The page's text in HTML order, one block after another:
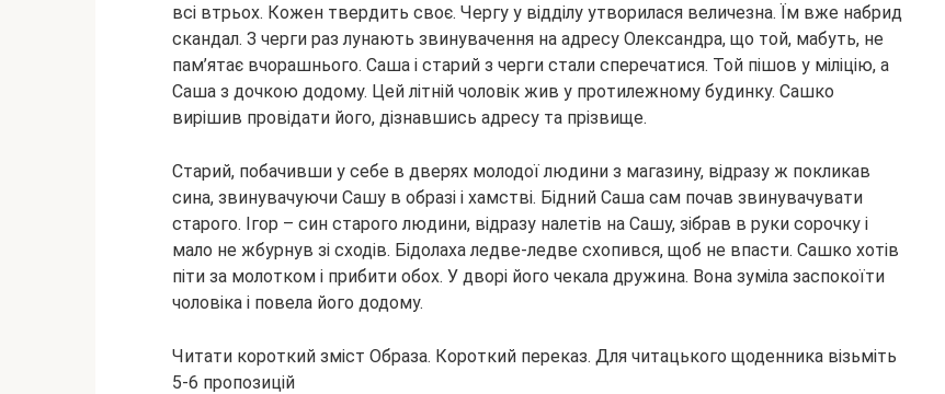
всі втрьох. Кожен твердить своє. Чергу у відділу утворилася величезна. Їм вже набрид
скандал. З черги раз лунають звинувачення на адресу Олександра, що той, мабуть, не
пам’ятає вчорашнього. Саша і старий з черги стали сперечатися. Той пішов у міліцію, а
Саша з дочкою додому. Цей літній чоловік жив у протилежному будинку. Сашко
вирішив провідати його, дізнавшись адресу та прізвище.
Старий, побачивши у себе в дверях молодої людини з магазину, відразу ж покликав
сина, звинувачуючи Сашу в образі і хамстві. Бідний Саша сам почав звинувачувати
старого. Ігор – син старого людини, відразу налетів на Сашу, зібрав в руки сорочку і
мало не жбурнув зі сходів. Бідолаха ледве-ледве схопився, щоб не впасти. Сашко хотів
піти за молотком і прибити обох. У дворі його чекала дружина. Вона зуміла заспокоїти
чоловіка і повела його додому.
Читати короткий зміст Образа. Короткий переказ. Для читацького щоденника візьміть
5-6 пропозицій